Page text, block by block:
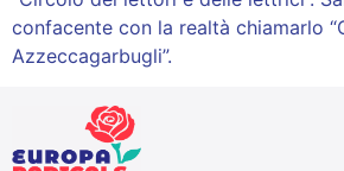
confacente con la realtà chiamarlo
Azzeccagarbugli”.